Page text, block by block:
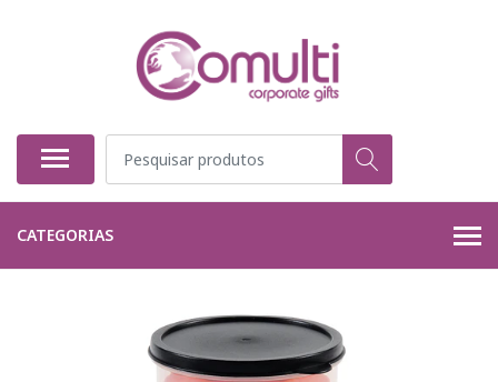
CATEGORIAS